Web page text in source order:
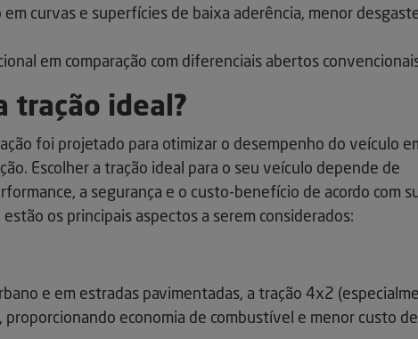
curvas e superfícies de baixa aderência, menor
em comparação com diferenciais abertos
tração ideal?
foi projetado para otimizar o desempenho do veículo
Escolher a tração ideal para o seu veículo depende de
a segurança e o custo-benefício de acordo com
os principais aspectos a serem considerados:
e em estradas pavimentadas, a tração 4x2
proporcionando economia de combustível e menor custo de